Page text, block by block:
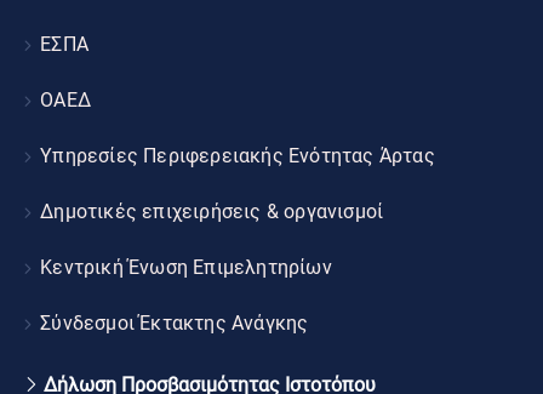
ΕΣΠΑ
ΟΑΕΔ
Υπηρεσίες Περιφερειακής Ενότητας Άρτας
Δημοτικές επιχειρήσεις & οργανισμοί
Κεντρική Ένωση Επιμελητηρίων
Σύνδεσμοι Έκτακτης Ανάγκης
Δήλωση Προσβασιμότητας Ιστοτόπου